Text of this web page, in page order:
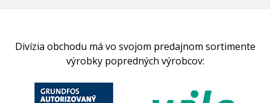
Divízia obchodu má vo svojom predajnom sortimente
výrobky popredných výrobcov: